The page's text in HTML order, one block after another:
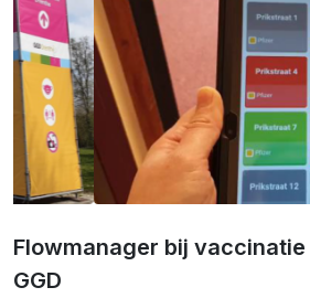
Flowmanager bij
GGD